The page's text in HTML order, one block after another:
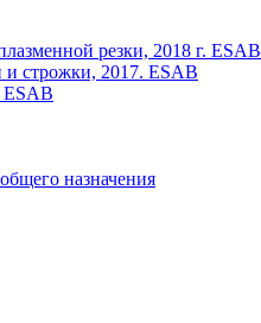
резки, 2018 г. ESAB
и строжки, 2017. ESAB
ESAB
назначения